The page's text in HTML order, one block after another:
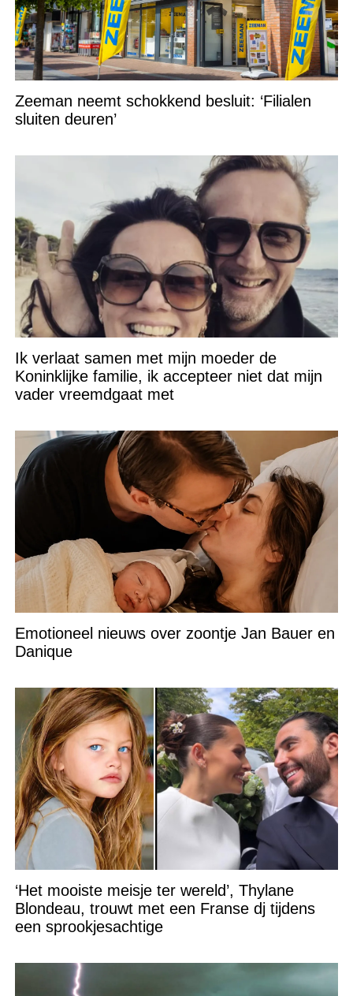
Zeeman neemt schokkend besluit: ‘Filialen
sluiten deuren’
Ik verlaat samen met mijn moeder de
Koninklijke familie, ik accepteer niet dat mijn
vader vreemdgaat met
Emotioneel nieuws over zoontje Jan Bauer en
Danique
‘Het mooiste meisje ter wereld’, Thylane
Blondeau, trouwt met een Franse dj tijdens
een sprookjesachtige